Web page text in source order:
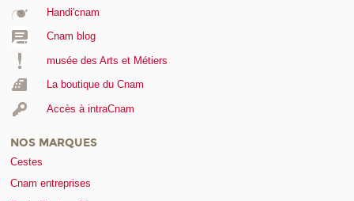
Handi'cnam
Cnam blog
musée des Arts et Métiers
La boutique du Cnam
Accès à intraCnam
NOS MARQUES
Cestes
Cnam entreprises